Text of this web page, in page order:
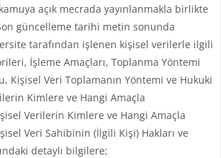
açık mecrada yayınlanmakla birlikte
güncelleme tarihi metin sonunda
tarafından işlenen kişisel verilerle ilgili
İşleme Amaçları, Toplanma Yöntemi
Kişisel Veri Toplamanın Yöntemi ve Hukuki
Kimlere ve Hangi Amaçla
Verilerin Kimlere ve Hangi Amaçla
Veri Sahibinin (İlgili Kişi) Hakları ve
detaylı bilgilere;